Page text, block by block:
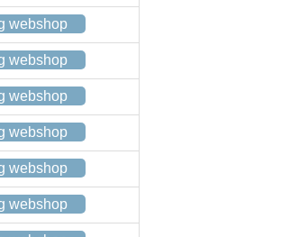
webshop
webshop
webshop
webshop
webshop
webshop